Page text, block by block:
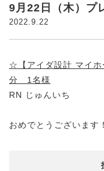
9月22日（木）プ
2022.9.22
☆【アイダ設計 マイホ
分 1名様
RN じゅんいち
おめでとうございます！